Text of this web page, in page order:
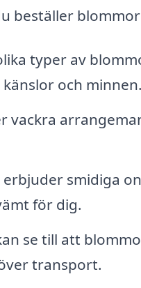
beställer
typer av
och minnen.
vackra
smidiga
för dig.
se till att
transport.